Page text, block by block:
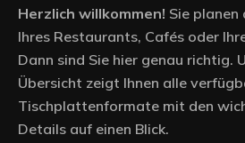
Herzlich willkommen! Sie
Ihres Restaurants, Cafés oder
Dann sind Sie hier genau richtig.
Übersicht zeigt Ihnen alle
Tischplattenformate mit den
Details auf einen Blick.